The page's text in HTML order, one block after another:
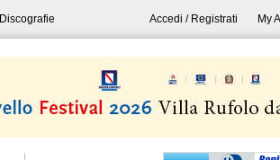
Discografie Accedi / Registrati My